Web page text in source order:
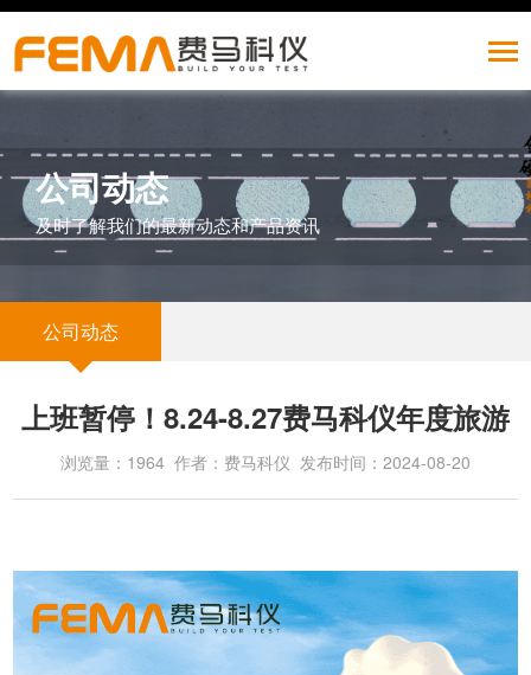
公司动态
及时了解我们的最新动态和产品资讯
公司动态
上班暂停！8.24-8.27费马科仪年度旅游
浏览量：1964 作者：费马科仪 发布时间：2024-08-20